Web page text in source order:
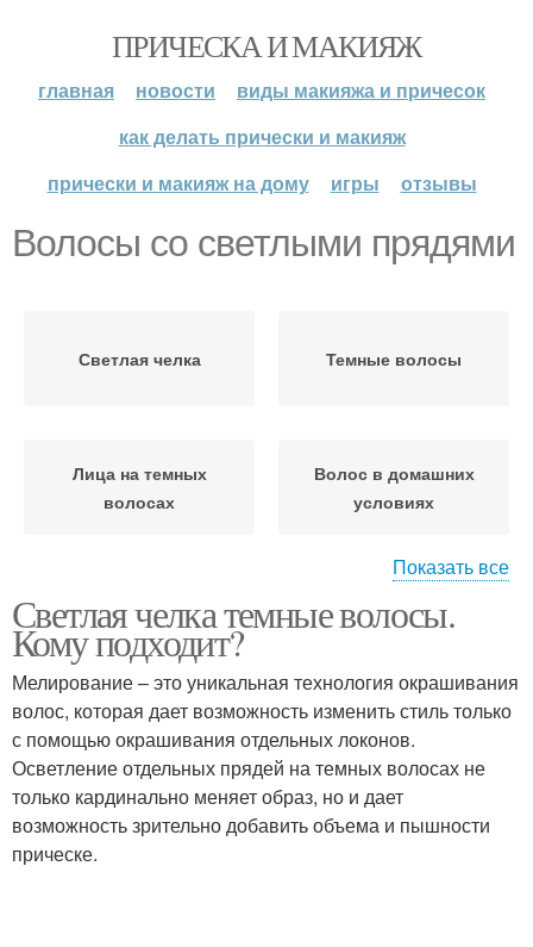
ПРИЧЕСКА И МАКИЯЖ
главная новости
виды макияжа и причесок
как делать прически и макияж
прически и макияж на дому
игры отзывы
Волосы со светлыми прядями
Светлая челка Темные волосы
Лица на темных
волосах
Волос в домашних
условиях
Осветленные пряди
волосах
Передние пряди Мелки для волос
Показать все
Светлая челка темные волосы.
Кому подходит?
Мелирование – это уникальная технология окрашивания
волос, которая дает возможность изменить стиль только
с помощью окрашивания отдельных локонов.
Осветление отдельных прядей на темных волосах не
только кардинально меняет образ, но и дает
возможность зрительно добавить объема и пышности
прическе.